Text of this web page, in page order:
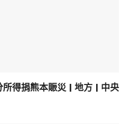
得捐熊本賑災 | 地方 | 中央